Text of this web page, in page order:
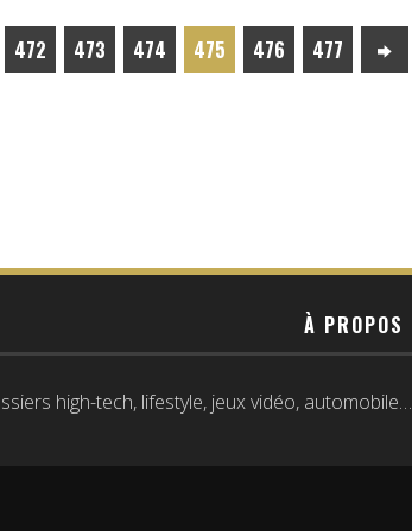
472 473 474 475 476 477
À PROPOS
high-tech, lifestyle, jeux vidéo, automobile…